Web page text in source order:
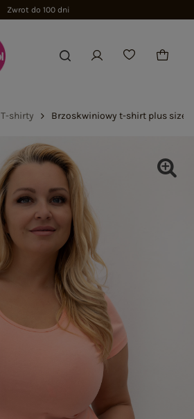
Zwrot do 100 dni
T-shirty Brzoskwiniowy t-shirt plus size z